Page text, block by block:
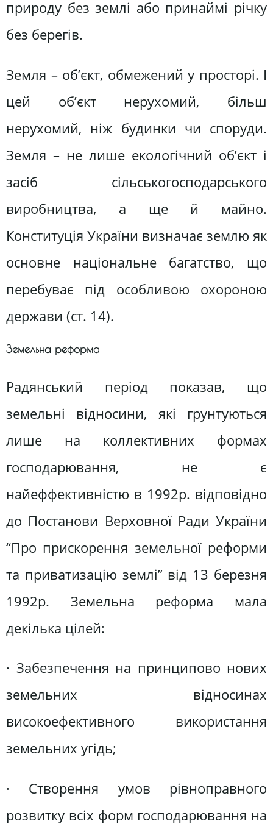
природу без землі або принаймі річку
без берегів.
Земля – об’єкт, обмежений у просторі. І
цей об’єкт нерухомий, більш
нерухомий, ніж будинки чи споруди.
Земля – не лише екологічний об’єкт і
засіб сільськогосподарського
виробництва, а ще й майно.
Конституція України визначає землю як
основне національне багатство, що
перебуває під особливою охороною
держави (ст. 14).
Земельна реформа
Радянський період показав, що
земельні відносини, які грунтуються
лише на коллективних формах
господарювання, не є
найеффективністю в 1992р. відповідно
до Постанови Верховної Ради України
“Про прискорення земельної реформи
та приватизацію землі” від 13 березня
1992р. Земельна реформа мала
декілька цілей:
· Забезпечення на принципово нових
земельних відносинах
високоефективного використання
земельних угідь;
· Створення умов рівноправного
розвитку всіх форм господарювання на